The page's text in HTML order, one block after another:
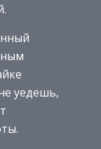
уедешь,